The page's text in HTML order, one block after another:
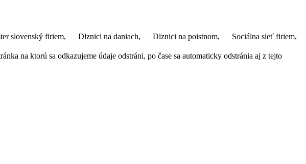
slovenský firiem, Dlznici na daniach, Dlznici na poistnom,
Sociálna sieť firiem,
na ktorú sa odkazujeme údaje odstráni, po čase sa automaticky odstránia aj z tejto